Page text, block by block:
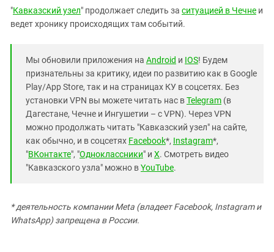
"Кавказский узел" продолжает следить за ситуацией в Чечне и
ведет хронику происходящих там событий.
Мы обновили приложения на Android и IOS! Будем
признательны за критику, идеи по развитию как в Google
Play/App Store, так и на страницах КУ в соцсетях. Без
установки VPN вы можете читать нас вTelegram (в
Дагестане, Чечне и Ингушетии – с VPN). Через VPN
можно продолжать читать "Кавказский узел" на сайте,
как обычно, и в соцсетях Facebook*, Instagram*,
"ВКонтакте", "Одноклассники" и X. Смотреть видео
"Кавказского узла" можно вYouTube.
* деятельность компании Meta (владеет Facebook, Instagram и
WhatsApp) запрещена в России.